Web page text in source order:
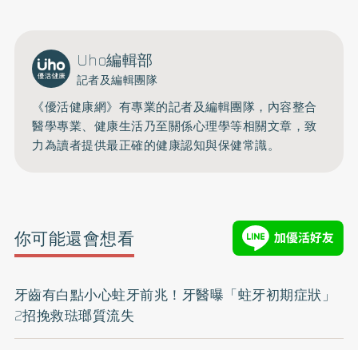
Uho編輯部
記者及編輯團隊
《優活健康網》有專業的記者及編輯團隊，內容整合
醫學專業、健康生活乃至關係心理學等相關文章，致
力為讀者提供最正確的健康認知與保健常識。
你可能還會想看
牙齒有白點小心蛀牙前兆！牙醫曝「蛀牙初期症狀」
2招挽救琺瑯質流失